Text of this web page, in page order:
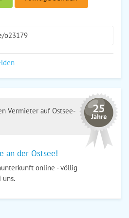
o23179
Vermieter auf Ostsee-
an der Ostsee!
online - völlig